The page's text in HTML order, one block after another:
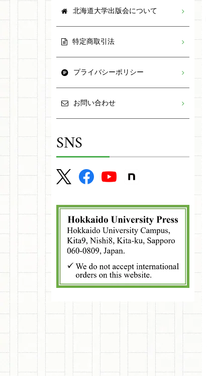
北海道大学出版会について
特定商取引法
プライバシーポリシー
お問い合わせ
SNS